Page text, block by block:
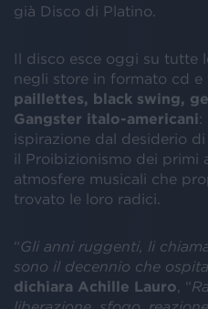
già Disco di Platino.
Il disco esce oggi su tutte
negli store in formato cd e
paillettes, black swing,
Gangster italo-americani:
ispirazione dal desiderio
il Proibizionismo dei primi
atmosfere musicali che
trovato le loro radici.
“Gli anni ruggenti, li
sono il decennio che
dichiara Achille Lauro , “